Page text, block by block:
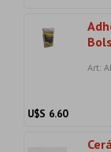
Art:
U$S 6.60